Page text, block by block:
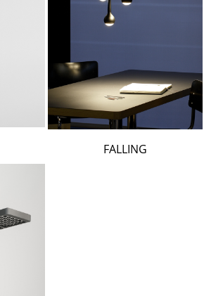
FALLING